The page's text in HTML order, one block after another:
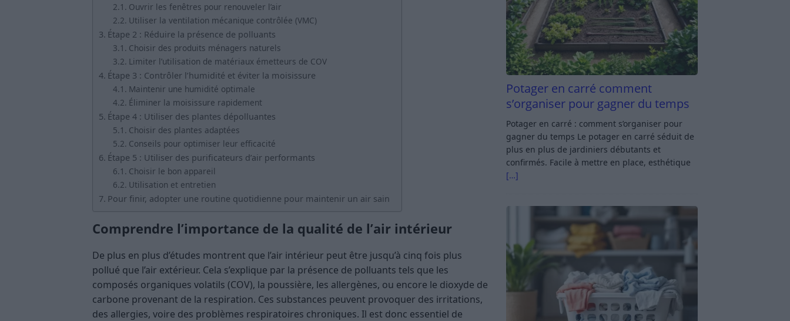
Ouvrir les fenêtres pour renouveler l’air
Utiliser la ventilation mécanique contrôlée (VMC)
Étape 2 : Réduire la présence de polluants
Choisir des produits ménagers naturels
Limiter l’utilisation de matériaux émetteurs de COV
Étape 3 : Contrôler l’humidité et éviter la moisissure
Maintenir une humidité optimale
Éliminer la moisissure rapidement
Étape 4 : Utiliser des plantes dépolluantes
Choisir des plantes adaptées
Conseils pour optimiser leur efficacité
Étape 5 : Utiliser des purificateurs d’air performants
Choisir le bon appareil
Utilisation et entretien
Pour finir, adopter une routine quotidienne pour maintenir un air sain
Comprendre l’importance de la qualité de l’air intérieur
De plus en plus d’études montrent que l’air intérieur peut être jusqu’à cinq fois plus
pollué que l’air extérieur. Cela s’explique par la présence de polluants tels que les
composés organiques volatils (COV), la poussière, les allergènes, ou encore le dioxyde de
carbone provenant de la respiration. Ces substances peuvent provoquer des irritations,
des allergies, voire des problèmes respiratoires chroniques. Il est donc essentiel de
Potager en carré comment
s’organiser pour gagner du temps
Potager en carré : comment s’organiser pour
gagner du temps Le potager en carré séduit de
plus en plus de jardiniers débutants et
confirmés. Facile à mettre en place, esthétique
[…]